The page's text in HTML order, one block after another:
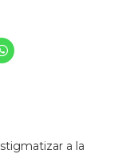
a la